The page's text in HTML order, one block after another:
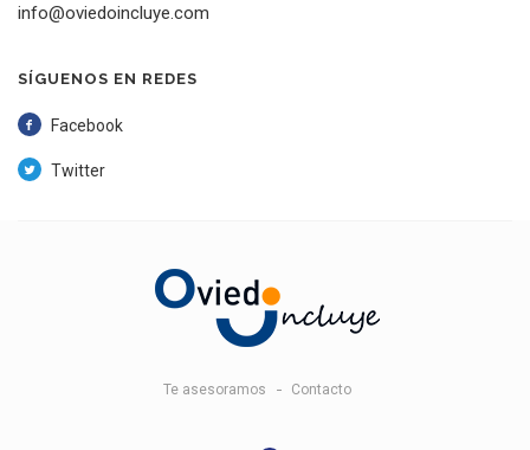
info@oviedoincluye.com
SÍGUENOS EN REDES
Facebook
Twitter
Te asesoramos Contacto